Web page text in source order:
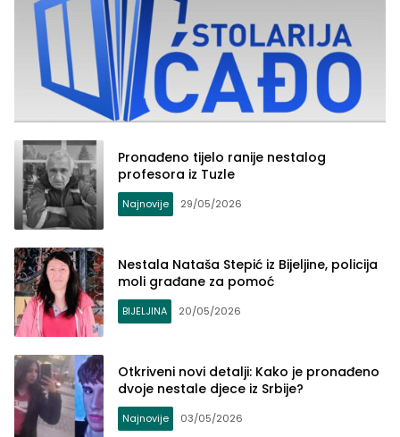
Pronađeno tijelo ranije nestalog
profesora iz Tuzle
Najnovije 29/05/2026
Nestala Nataša Stepić iz Bijeljine, policija
moli građane za pomoć
BIJELJINA 20/05/2026
Otkriveni novi detalji: Kako je pronađeno
dvoje nestale djece iz Srbije?
Najnovije 03/05/2026